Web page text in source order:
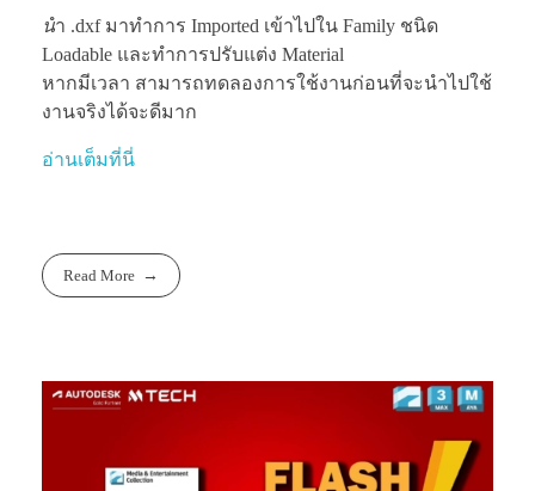
นำ .dxf มาทำการ Imported เข้าไปใน Family ชนิด
Loadable และทำการปรับแต่ง Material
หากมีเวลา สามารถทดลองการใช้งานก่อนที่จะนำไปใช้
งานจริงได้จะดีมาก
อ่านเต็มที่นี่
Read More